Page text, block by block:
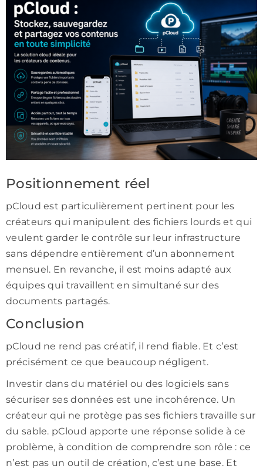
Positionnement réel
pCloud est particulièrement pertinent pour les
créateurs qui manipulent des fichiers lourds et qui
veulent garder le contrôle sur leur infrastructure
sans dépendre entièrement d’un abonnement
mensuel. En revanche, il est moins adapté aux
équipes qui travaillent en simultané sur des
documents partagés.
Conclusion
pCloud ne rend pas créatif, il rend fiable. Et c’est
précisément ce que beaucoup négligent.
Investir dans du matériel ou des logiciels sans
sécuriser ses données est une incohérence. Un
créateur qui ne protège pas ses fichiers travaille sur
du sable. pCloud apporte une réponse solide à ce
problème, à condition de comprendre son rôle : ce
n’est pas un outil de création, c’est une base. Et